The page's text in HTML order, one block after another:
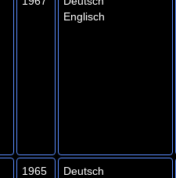
Englisch
1965 Deutsch